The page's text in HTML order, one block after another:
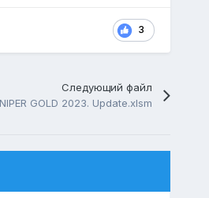
3
Следующий файл
GOLD 2023. Update.xlsm